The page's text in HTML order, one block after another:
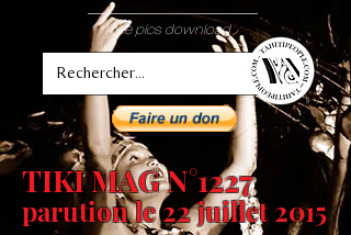
free pics download
TIKI MAG N°1227
parution le 22 juillet 2015